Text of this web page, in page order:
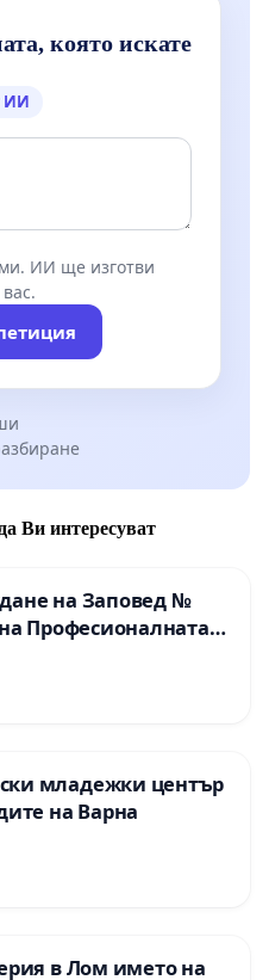
която искате
ИИ
ИИ ще изготви
Ви интересуват
на Заповед №
Професионалната
технологии в
по икономика и
младежки център
на Варна
в Лом името на